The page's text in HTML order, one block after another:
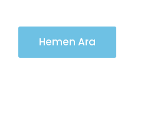
Hemen Ara